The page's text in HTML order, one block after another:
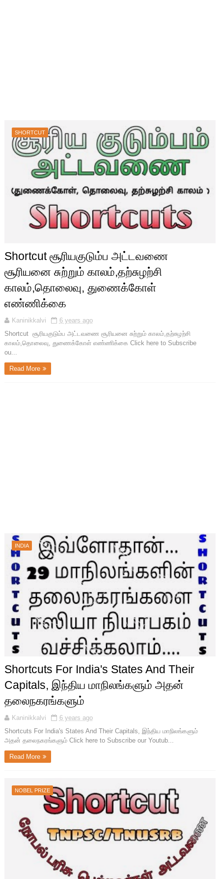
SHORTCUT
Shortcut சூரியகுடும்ப அட்டவணை
சூரியனை சுற்றும் காலம்,தற்சுழற்சி
காலம்,தொலைவு, துணைக்கோள்
எண்ணிக்கை
Kaninikkalvi
6 years ago
Shortcut சூரியகுடும்ப அட்டவணை சூரியனை சுற்றும் காலம்,தற்சுழற்சி
காலம்,தொலைவு, துணைக்கோள் எண்ணிக்கை Click here to Subscribe
ou...
Read More
INDIA
Shortcuts For India's States And Their
Capitals, இந்திய மாநிலங்களும் அதன்
தலைநகரங்களும்
Kaninikkalvi
6 years ago
Shortcuts For India's States And Their Capitals, இந்திய மாநிலங்களும்
அதன் தலைநகரங்களும் Click here to Subscribe our Youtub...
Read More
NOBEL PRIZE